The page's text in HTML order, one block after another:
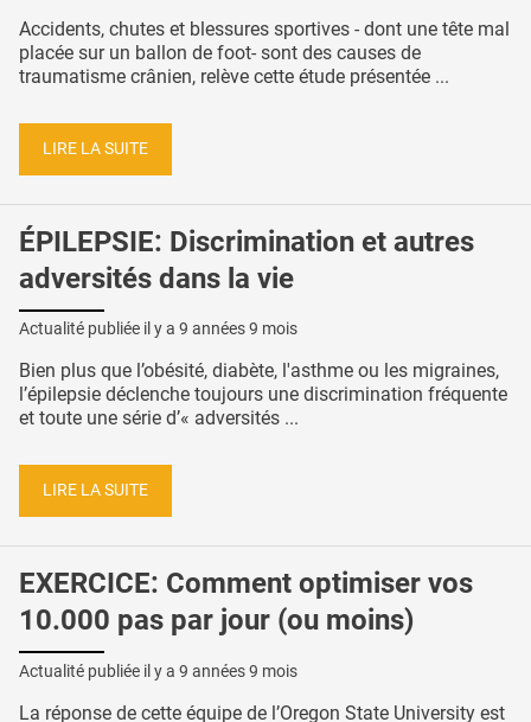
Accidents, chutes et blessures sportives - dont une tête mal
placée sur un ballon de foot- sont des causes de
traumatisme crânien, relève cette étude présentée ...
LIRE LA SUITE
ÉPILEPSIE: Discrimination et autres
adversités dans la vie
Actualité publiée il y a 9 années 9 mois
Bien plus que l’obésité, diabète, l'asthme ou les migraines,
l’épilepsie déclenche toujours une discrimination fréquente
et toute une série d’« adversités ...
LIRE LA SUITE
EXERCICE: Comment optimiser vos
10.000 pas par jour (ou moins)
Actualité publiée il y a 9 années 9 mois
La réponse de cette équipe de l’Oregon State University est